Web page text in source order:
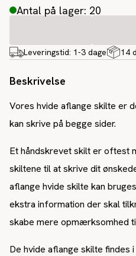
Antal på lager: 20
Leveringstid: 1-3 dage 14
Beskrivelse
Vores hvide aflange skilte er
kan skrive på begge sider.
Et håndskrevet skilt er oftest
skiltene til at skrive dit
aflange hvide skilte kan
ekstra information der skal
skabe mere opmærksomhed
De hvide aflange skilte findes